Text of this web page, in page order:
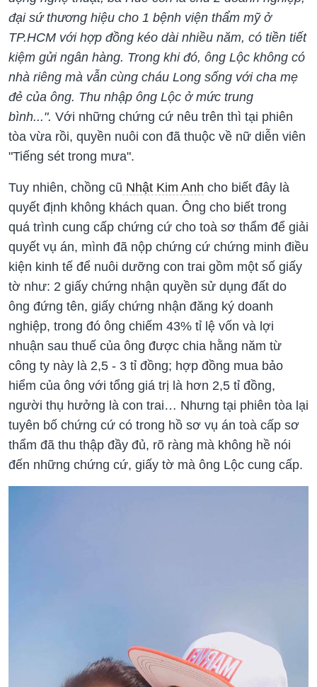
đại sứ thương hiệu cho 1 bệnh viện thẩm mỹ ở
TP.HCM với hợp đồng kéo dài nhiều năm, có tiền tiết
kiệm gửi ngân hàng. Trong khi đó, ông Lộc không có
nhà riêng mà vẫn cùng cháu Long sống với cha mẹ
đẻ của ông. Thu nhập ông Lộc ở mức trung
bình...". Với những chứng cứ nêu trên thì tại phiên
tòa vừa rồi, quyền nuôi con đã thuộc về nữ diễn viên
"Tiếng sét trong mưa".
Tuy nhiên, chồng cũ Nhật Kim Anh cho biết đây là
quyết định không khách quan. Ông cho biết trong
quá trình cung cấp chứng cứ cho toà sơ thẩm để giải
quyết vụ án, mình đã nộp chứng cứ chứng minh điều
kiện kinh tế để nuôi dưỡng con trai gồm một số giấy
tờ như: 2 giấy chứng nhận quyền sử dụng đất do
ông đứng tên, giấy chứng nhận đăng ký doanh
nghiệp, trong đó ông chiếm 43% tỉ lệ vốn và lợi
nhuận sau thuế của ông được chia hằng năm từ
công ty này là 2,5 - 3 tỉ đồng; hợp đồng mua bảo
hiểm của ông với tổng giá trị là hơn 2,5 tỉ đồng,
người thụ hưởng là con trai… Nhưng tại phiên tòa lại
tuyên bố chứng cứ có trong hồ sơ vụ án toà cấp sơ
thẩm đã thu thập đầy đủ, rõ ràng mà không hề nói
đến những chứng cứ, giấy tờ mà ông Lộc cung cấp.